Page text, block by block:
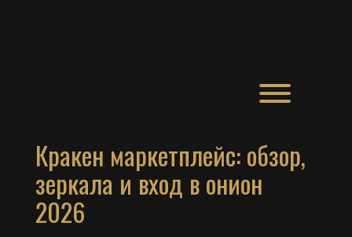
Кракен маркетплейс: обзор,
зеркала и вход в онион
2026